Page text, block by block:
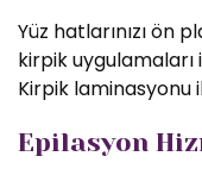
Yüz hatlarınızı ön
kirpik
Kirpik laminasyonu
Epilasyon